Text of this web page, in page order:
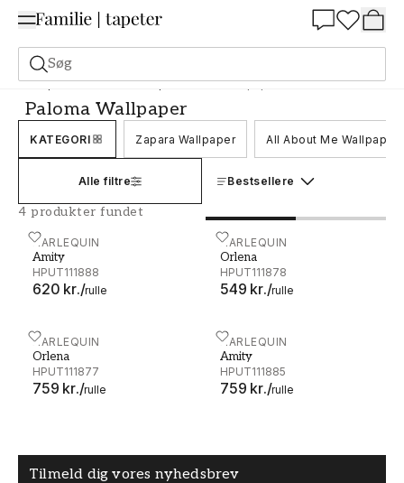
Søg
Tapeter Mærke Harlequin Paloma Wallpaper
Paloma Wallpaper
KATEGORI Zapara Wallpaper All About Me
Alle filtre Bestsellere
4 produkter fundet
HARLEQUIN
Amity
HPUT111888
620 kr./rulle
Amity - HPUT111888 HARLEQUIN
Orlena
HPUT111878
549 kr./rulle
Orlena - HPUT111878
HARLEQUIN
Orlena
HPUT111877
759 kr./rulle
Orlena - HPUT111877 HARLEQUIN
Amity
HPUT111885
759 kr./rulle
Amity - HPUT111885
Tilmeld dig vores nyhedsbrev